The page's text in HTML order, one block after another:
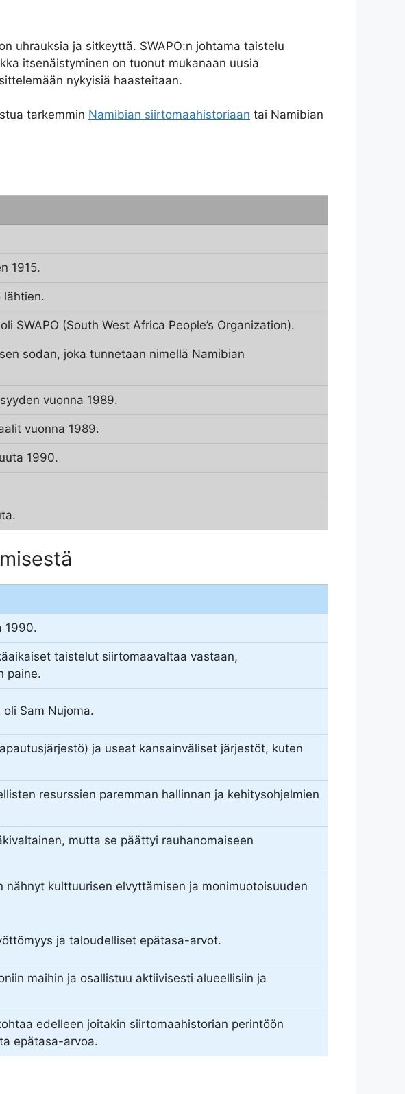
uhrauksia ja sitkeyttä. SWAPO:n johtama taistelu
itsenäistyminen on tuonut mukanaan uusia
nykyisiä haasteitaan.
tarkemmin Namibian siirtomaahistoriaan tai Namibian
1915.
lähtien.
SWAPO (South West Africa People’s Organization).
sodan, joka tunnetaan nimellä Namibian
vuonna 1989.
vuonna 1989.
1990.
1990.
taistelut siirtomaavaltaa vastaan,
paine.
Sam Nujoma.
ja useat kansainväliset järjestöt, kuten
resurssien paremman hallinnan ja kehitysohjelmien
mutta se päättyi rauhanomaiseen
nähnyt kulttuurisen elvyttämisen ja monimuotoisuuden
ja taloudelliset epätasa-arvot.
maihin ja osallistuu aktiivisesti alueellisiin ja
edelleen joitakin siirtomaahistorian perintöön
epätasa-arvoa.